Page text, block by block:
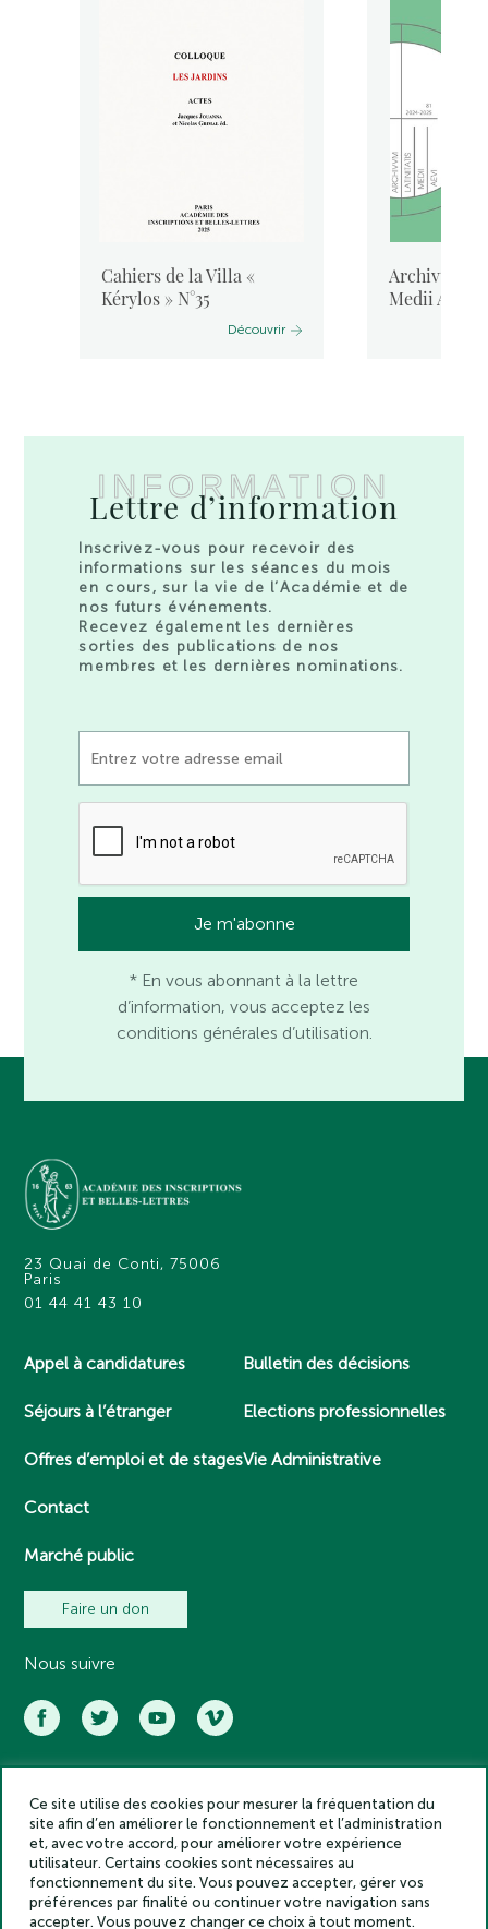
Cahiers de la Villa «
Kérylos » N°35
Découvrir
Archivum
Medii Aevi,
INFORMATION
Lettre d’information
Inscrivez-vous pour recevoir des
informations sur les séances du mois
en cours, sur la vie de l’Académie et de
nos futurs événements.
Recevez également les dernières
sorties des publications de nos
membres et les dernières nominations.
* En vous abonnant à la lettre
d’information, vous acceptez les
conditions générales d’utilisation.
23 Quai de Conti, 75006
Paris
01 44 41 43 10
Appel à candidatures
Séjours à l’étranger
Offres d’emploi et de stages
Contact
Marché public
Bulletin des décisions
Elections professionnelles
Vie Administrative
Faire un don
Nous suivre
Académie des inscriptions et belles lettres – Tous droits réservés
2025
Politique de confidentialité
Mentions légales
Crédits
Ce site utilise des cookies pour mesurer la fréquentation du
site afin d’en améliorer le fonctionnement et l’administration
et, avec votre accord, pour améliorer votre expérience
utilisateur. Certains cookies sont nécessaires au
fonctionnement du site. Vous pouvez accepter, gérer vos
préférences par finalité ou continuer votre navigation sans
accepter. Vous pouvez changer ce choix à tout moment.